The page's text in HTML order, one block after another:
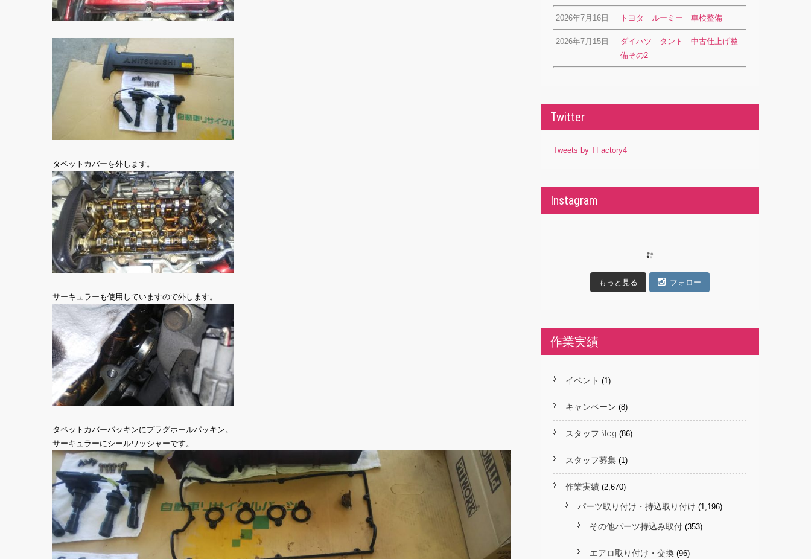
タペットカバーを外します。
サーキュラーも使用していますので外します。
タペットカバーパッキンにプラグホールパッキン。
サーキュラーにシールワッシャーです。
2026年7月16日 トヨタ ルーミー 車検整備
2026年7月15日
ダイハツ タント 中古仕上げ整
備その2
Twitter
Tweets by TFactory4
Instagram
もっと見る フォロー
作業実績
イベント (1)
キャンペーン (8)
スタッフBlog (86)
スタッフ募集 (1)
作業実績 (2,670)
パーツ取り付け・持込取り付け (1,196)
その他パーツ持込み取付 (353)
エアロ取り付け・交換 (96)